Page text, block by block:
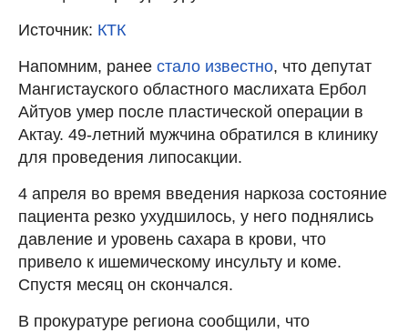
Источник: КТК
Напомним, ранее стало известно, что депутат
Мангистауского областного маслихата Ербол
Айтуов умер после пластической операции в
Актау. 49-летний мужчина обратился в клинику
для проведения липосакции.
4 апреля во время введения наркоза состояние
пациента резко ухудшилось, у него поднялись
давление и уровень сахара в крови, что
привело к ишемическому инсульту и коме.
Спустя месяц он скончался.
В прокуратуре региона сообщили, что